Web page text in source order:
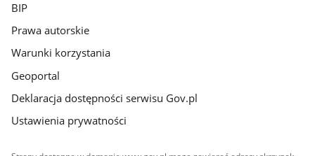
BIP
Prawa autorskie
Warunki korzystania
Geoportal
Deklaracja dostępności serwisu Gov.pl
Ustawienia prywatności